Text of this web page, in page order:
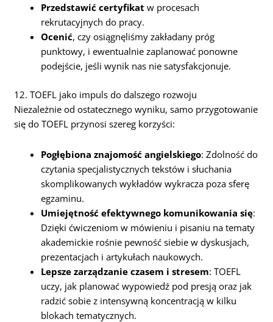
Przedstawić certyfikat w procesach
rekrutacyjnych do pracy.
Ocenić, czy osiągnęliśmy zakładany próg
punktowy, i ewentualnie zaplanować ponowne
podejście, jeśli wynik nas nie satysfakcjonuje.
12. TOEFL jako impuls do dalszego rozwoju
Niezależnie od ostatecznego wyniku, samo przygotowanie
się do TOEFL przynosi szereg korzyści:
Pogłębiona znajomość angielskiego: Zdolność do
czytania specjalistycznych tekstów i słuchania
skomplikowanych wykładów wykracza poza sferę
egzaminu.
Umiejętność efektywnego komunikowania się:
Dzięki ćwiczeniom w mówieniu i pisaniu na tematy
akademickie rośnie pewność siebie w dyskusjach,
prezentacjach i artykułach naukowych.
Lepsze zarządzanie czasem i stresem: TOEFL
uczy, jak planować wypowiedź pod presją oraz jak
radzić sobie z intensywną koncentracją w kilku
blokach tematycznych.